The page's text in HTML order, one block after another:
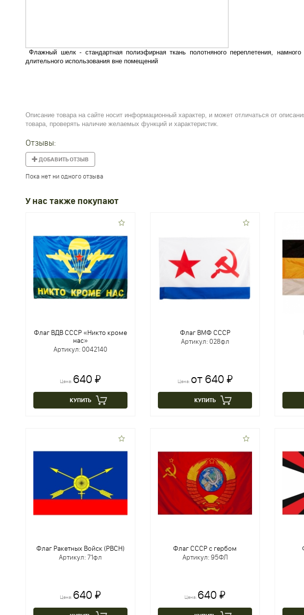
Флажный шелк - стандартная полиэфирная ткань полотняного переплетения,
длительного использования вне помещений
Описание товара на сайте носит информационный характер, и может отличаться от
товара, проверять наличие желаемых функций и характеристик.
Отзывы:
ДОБАВИТЬ ОТЗЫВ
Пока нет ни одного отзыва
У нас также покупают
Флаг ВДВ СССР «Никто кроме
нас»
Артикул: 0042140
Цена: 640 ₽
КУПИТЬ
Флаг ВМФ СССР
Артикул: 028фл
Цена: от 640 ₽
КУПИТЬ
Флаг Ракетных Войск (РВСН)
Артикул: 71фл
Цена: 640 ₽
Флаг СССР с гербом
Артикул: 95ФЛ
Цена: 640 ₽